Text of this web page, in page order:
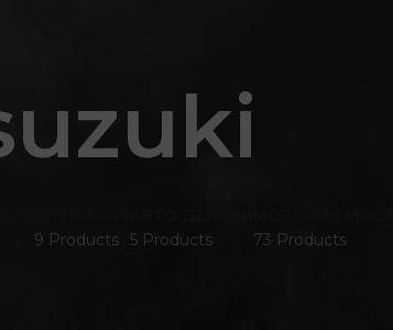
9 Products 5 Products
73 Products